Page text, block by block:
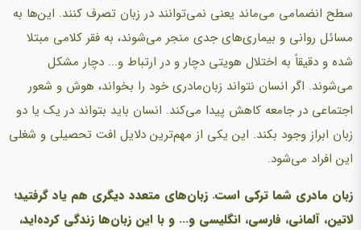
سطح انضمامی می‌ماند یعنی نمی‌توانند در زبان تصرف کنند. این‌ها به
مسائل روانی و بیماری‌های جدی منجر می‌شوند، به فقر کلامی مبتلا
شده و دقیقاً به اختلال هویتی دچار و در ارتباط و... دچار مشکل
می‌شوند. اگر انسان نتواند زبان‌مادری خود را بخواند، هوش و شعور
اجتماعی در جامعه کاهش پیدا می‌کند. انسان باید بتواند در یک یا دو
زبان ابراز وجود بکند. این یکی از مهم‌ترین دلایل افت تحصیلی و شغلی
این افراد می‌شود.
زبان مادری شما ترکی است. زبان‌های متعدد دیگری هم یاد گرفتید؛
لاتین، آلمانی، فارسی، انگلیسی و... و با این زبان‌ها زندگی کرده‌اید،